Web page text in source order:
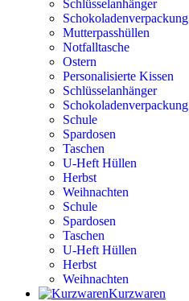
Schlüsselanhänger
Schokoladenverpackung
Mutterpasshüllen
Notfalltasche
Ostern
Personalisierte Kissen
Schlüsselanhänger
Schokoladenverpackung
Schule
Spardosen
Taschen
U-Heft Hüllen
Herbst
Weihnachten
Schule
Spardosen
Taschen
U-Heft Hüllen
Herbst
Weihnachten
Kurzwaren